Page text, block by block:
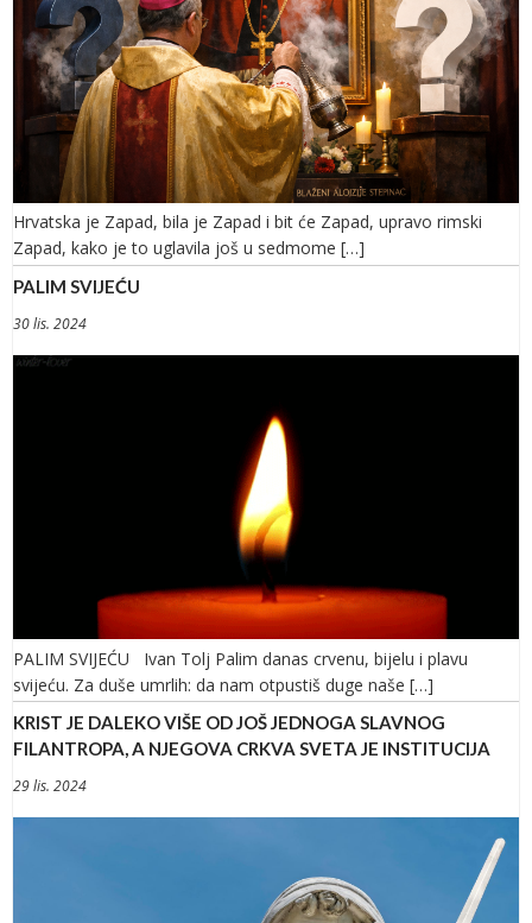
Hrvatska je Zapad, bila je Zapad i bit će Zapad, upravo rimski
Zapad, kako je to uglavila još u sedmome […]
PALIM SVIJEĆU
30 lis. 2024
PALIM SVIJEĆU Ivan Tolj Palim danas crvenu, bijelu i plavu
svijeću. Za duše umrlih: da nam otpustiš duge naše […]
KRIST JE DALEKO VIŠE OD JOŠ JEDNOGA SLAVNOG
FILANTROPA, A NJEGOVA CRKVA SVETA JE INSTITUCIJA
29 lis. 2024